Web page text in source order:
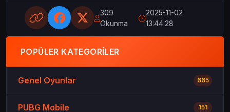
309
Okunma
2025-11-02
13:44:28
POPÜLER KATEGORILER
Genel Oyunlar 665
PUBG Mobile 151